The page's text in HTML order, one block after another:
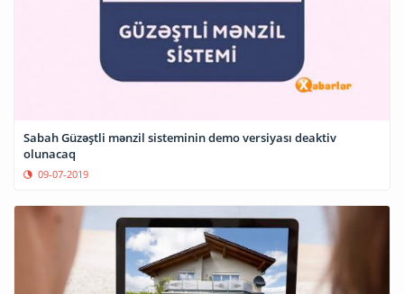
Sabah Güzəştli mənzil sisteminin demo versiyası deaktiv
olunacaq
09-07-2019